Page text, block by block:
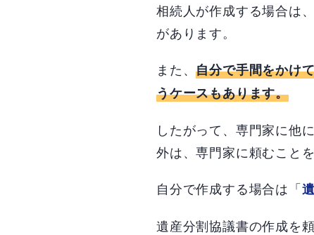
相続人が作成する場合は
があります。
また、自分で手間をかけ
うケースもあります。
したがって、専門家に他
外は、専門家に頼むこと
自分で作成する場合は「
遺産分割協議書の作成を